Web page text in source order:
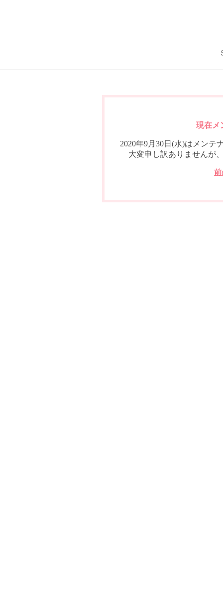
現在メ
2020年9月30日(水)はメンテ
大変申し訳ありませんが
前